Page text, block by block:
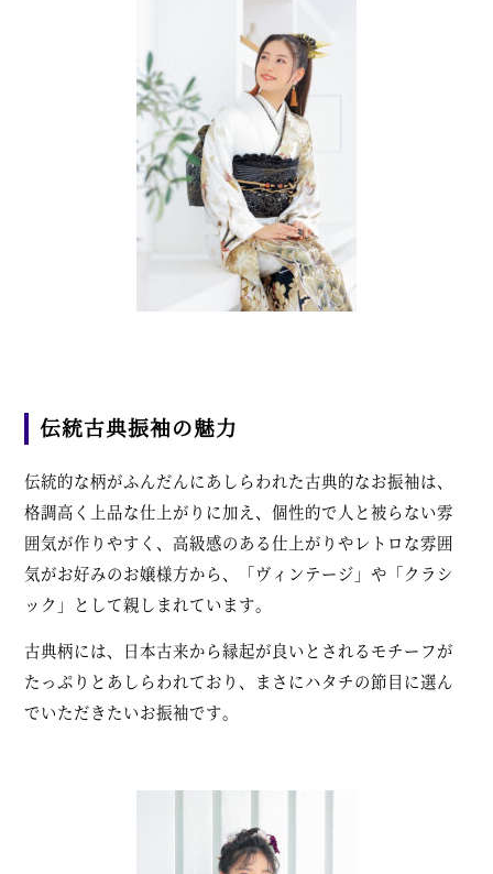
伝統古典振袖の魅力
伝統的な柄がふんだんにあしらわれた古典的なお振袖は、
格調高く上品な仕上がりに加え、個性的で人と被らない雰
囲気が作りやすく、高級感のある仕上がりやレトロな雰囲
気がお好みのお嬢様方から、「ヴィンテージ」や「クラシ
ック」として親しまれています。
古典柄には、日本古来から縁起が良いとされるモチーフが
たっぷりとあしらわれており、まさにハタチの節目に選ん
でいただきたいお振袖です。